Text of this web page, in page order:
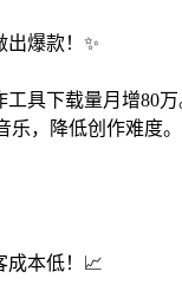
爆款！✨
具下载量月增80
，降低创作难度
成本低！📈